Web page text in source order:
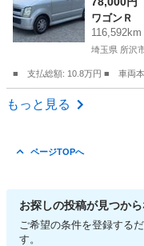
簿 （検
ワゴンＲ
埼玉県 所沢
■ 支払総額: 10.8万円 ■ 車両
埼玉 所沢市
もっと見る
ページTOPへ
お探しの投稿が見つか
ご希望の条件を登録する
す。